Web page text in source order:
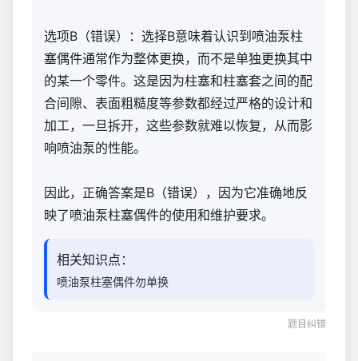
选项B（错误）：选择B意味着认识到喷油泵柱
塞偶件通常作为整体更换，而不是单独更换其中
的某一个零件。这是因为柱塞和柱塞套之间的配
合间隙、表面粗糙度等参数都经过严格的设计和
加工，一旦拆开，这些参数就难以恢复，从而影
响喷油泵的性能。
因此，正确答案是B（错误），因为它准确地反
映了喷油泵柱塞偶件的使用和维护要求。
相关知识点：
喷油泵柱塞偶件勿单换
题目纠错